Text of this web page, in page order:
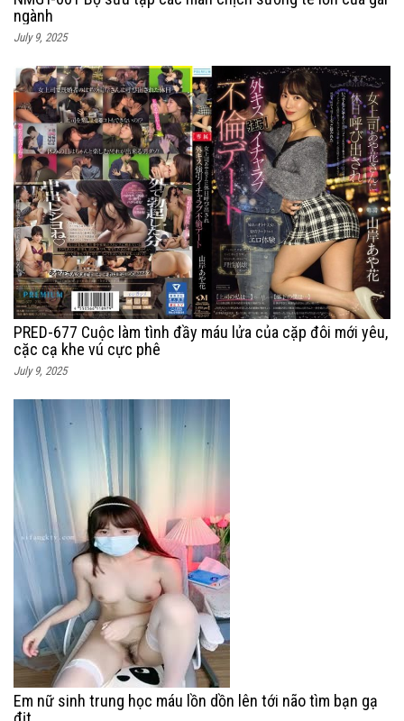
ngành
July 9, 2025
PRED-677 Cuộc làm tình đầy máu lửa của cặp đôi mới yêu,
cặc cạ khe vú cực phê
July 9, 2025
Em nữ sinh trung học máu lồn dồn lên tới não tìm bạn gạ